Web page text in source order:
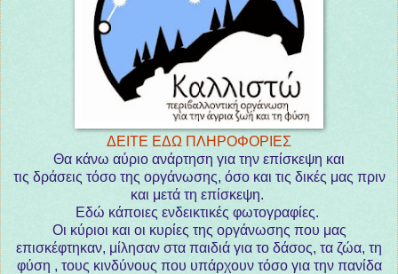
ΔΕΙΤΕ ΕΔΩ ΠΛΗΡΟΦΟΡΙΕΣ
Θα κάνω αύριο ανάρτηση για την επίσκεψη και
τις δράσεις τόσο της οργάνωσης, όσο και τις δικές μας πριν
και μετά τη επίσκεψη.
Εδώ κάποιες ενδεικτικές φωτογραφίες.
Οι κύριοι και οι κυρίες της οργάνωσης που μας
επισκέφτηκαν, μίλησαν στα παιδιά για το δάσος, τα ζώα, τη
φύση , τους κινδύνους που υπάρχουν τόσο για την πανίδα